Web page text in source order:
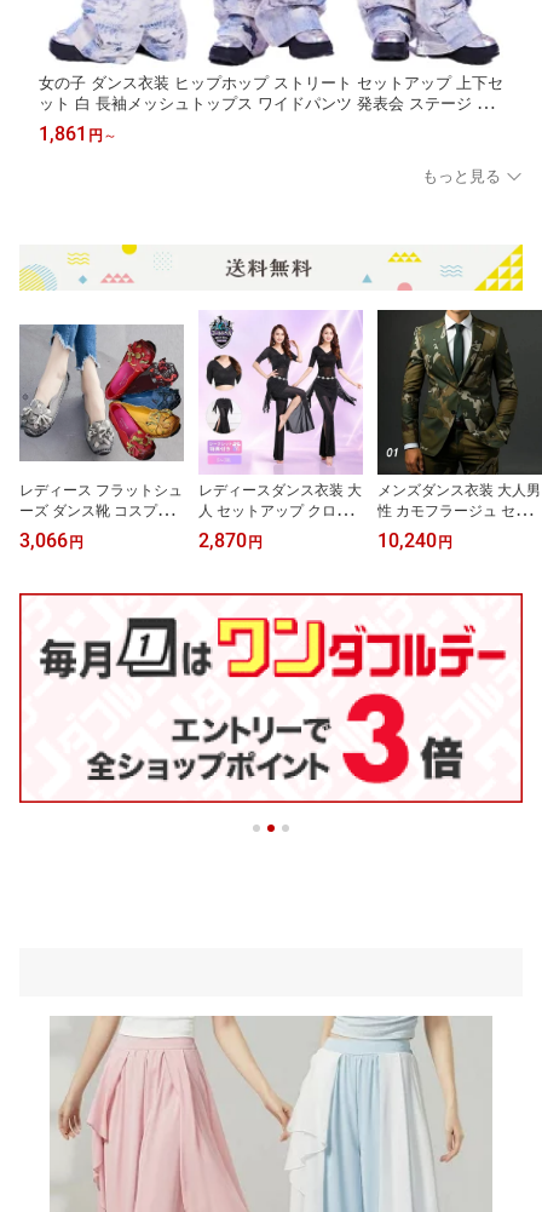
女の子 ダンス衣装 ヒップホップ ストリート セットアップ 上下セ
ット 白 長袖メッシュトップス ワイドパンツ 発表会 ステージ レ
ッスン コンテスト イベント 団体衣装 舞台衣装 おしゃれ 動きや
すい かっこいい おすすめ
1,861 円 ～
もっと見る
レディース フラットシュ
ーズ ダンス靴 コスプレ
靴 大人用 ダンスレッス
ン 発表会 ステージ イベ
すい おしゃれ かっこい
い 柔らかい 長時間履け
る コンフォート 女性用
靴 日常使いも可能 スタ
イリッシュ 実用的 快適
3,066 円
レディースダンス衣装 大
人 セットアップ クロッ
プドトップス サイドスリ
ットパンツ ウエストチェ
ージ レッスン コンテス
ト イベント 舞台衣装 お
しゃれ セクシー 動きや
すい 団体衣装 練習着
2,870 円
メンズダンス衣装 大人男
性 カモフラージュ セッ
トアップ 上下セット ジ
ャケット+パンツ コスプ
レッスン イベント 団体
い おしゃれ 動きやすい
ヒップホップ ストリート
ダンス
10,240 円